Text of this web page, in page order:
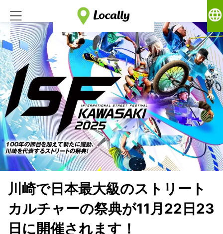
language
川崎で日本最大級のストリート
カルチャーの祭典が11月22日23
日に開催されます！